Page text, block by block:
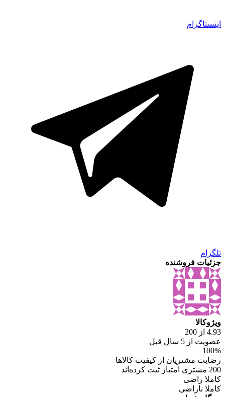
اینستاگرام
تلگرام
جزئیات فروشنده
ویژوکالا
4.93 از 200
عضویت از 5 سال قبل
100%
رضایت مشتریان از کیفیت کالاها
200 مشتری امتیاز ثبت کرده‌اند
کاملا راضی
کاملا ناراضی